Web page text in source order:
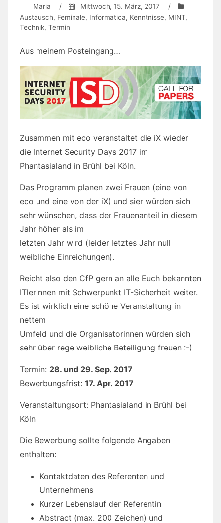
Maria / Mittwoch, 15. März, 2017
/
Austausch, Feminale, Informatica, Kenntnisse, MINT,
Technik, Termin
Aus meinem Posteingang…
Zusammen mit eco veranstaltet die iX wieder
die Internet Security Days 2017 im
Phantasialand in Brühl bei Köln.
Das Programm planen zwei Frauen (eine von
eco und eine von der iX) und sier würden sich
sehr wünschen, dass der Frauenanteil in diesem
Jahr höher als im
letzten Jahr wird (leider letztes Jahr null
weibliche Einreichungen).
Reicht also den CfP gern an alle Euch bekannten
ITlerinnen mit Schwerpunkt IT-Sicherheit weiter.
Es ist wirklich eine schöne Veranstaltung in
nettem
Umfeld und die Organisatorinnen würden sich
sehr über rege weibliche Beteiligung freuen :-)
Termin: 28. und 29. Sep. 2017
Bewerbungsfrist: 17. Apr. 2017
Veranstaltungsort: Phantasialand in Brühl bei
Köln
Die Bewerbung sollte folgende Angaben
enthalten:
Kontaktdaten des Referenten und
Unternehmens
Kurzer Lebenslauf der Referentin
Abstract (max. 200 Zeichen) und